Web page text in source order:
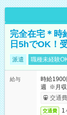
完全在宅＊時
日5hでOK！
派遣 職種未経験
給与
時給
週 ※月収
ービス利
交通
交通費 1